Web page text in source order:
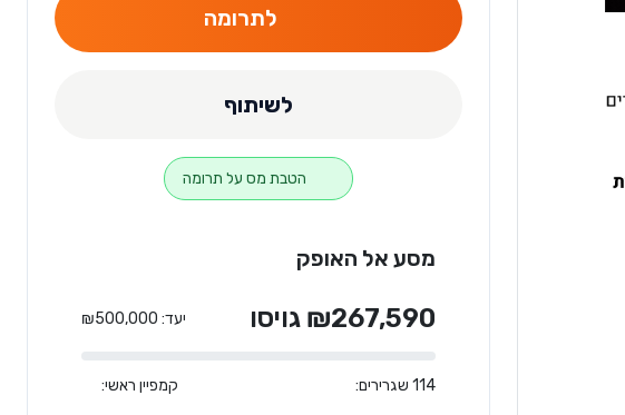
לתרומה
לשיתוף
הטבת מס על תרומה
מסע אל האופק
₪267,590 גויסו יעד: ₪500,000
114 שגרירים: קמפיין ראשי: